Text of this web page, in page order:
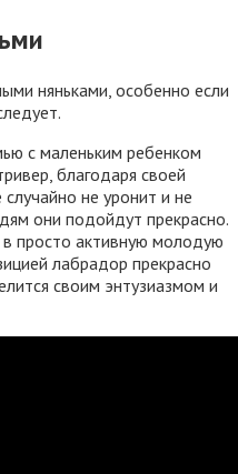
няньками, особенно если
с маленьким ребенком
благодаря своей
не уронит и не
они подойдут прекрасно.
просто активную молодую
лабрадор прекрасно
своим энтузиазмом и